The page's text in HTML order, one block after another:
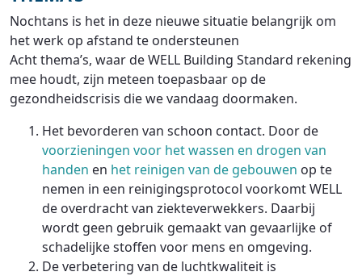
Nochtans is het in deze nieuwe situatie belangrijk om
het werk op afstand te ondersteunen
Acht thema’s, waar de WELL Building Standard rekening
mee houdt, zijn meteen toepasbaar op de
gezondheidscrisis die we vandaag doormaken.
Het bevorderen van schoon contact. Door de
voorzieningen voor het wassen en drogen van
handen en het reinigen van de gebouwen op te
nemen in een reinigingsprotocol voorkomt WELL
de overdracht van ziekteverwekkers. Daarbij
wordt geen gebruik gemaakt van gevaarlijke of
schadelijke stoffen voor mens en omgeving.
De verbetering van de luchtkwaliteit is